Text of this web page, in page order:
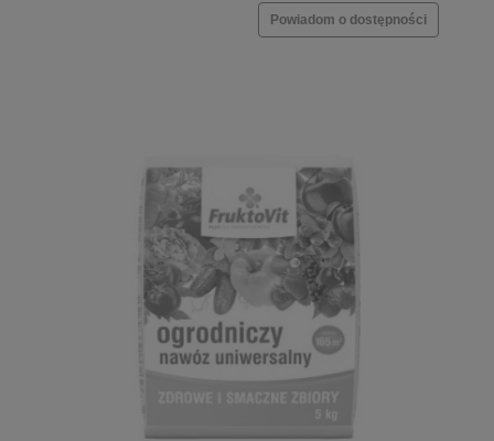
Powiadom o dostępności